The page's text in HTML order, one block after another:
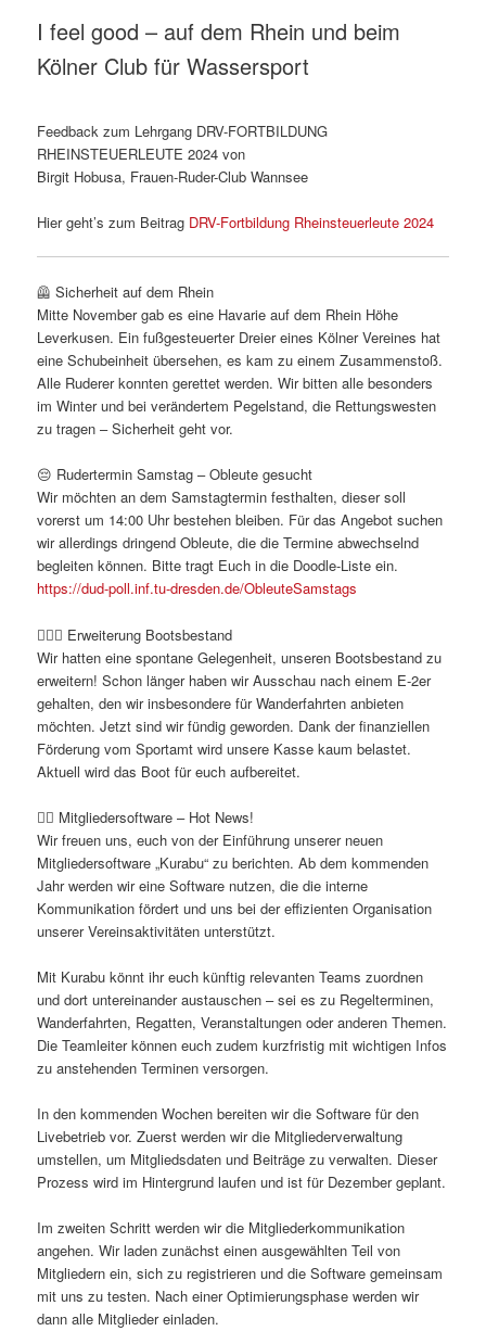
I feel good – auf dem Rhein und beim
Kölner Club für Wassersport
Feedback zum Lehrgang DRV-FORTBILDUNG
RHEINSTEUERLEUTE 2024 von
Birgit Hobusa, Frauen-Ruder-Club Wannsee
Hier geht’s zum Beitrag DRV-Fortbildung Rheinsteuerleute 2024
🦺 Sicherheit auf dem Rhein
Mitte November gab es eine Havarie auf dem Rhein Höhe
Leverkusen. Ein fußgesteuerter Dreier eines Kölner Vereines hat
eine Schubeinheit übersehen, es kam zu einem Zusammenstoß.
Alle Ruderer konnten gerettet werden. Wir bitten alle besonders
im Winter und bei verändertem Pegelstand, die Rettungswesten
zu tragen – Sicherheit geht vor.
😔 Rudertermin Samstag – Obleute gesucht
Wir möchten an dem Samstagtermin festhalten, dieser soll
vorerst um 14:00 Uhr bestehen bleiben. Für das Angebot suchen
wir allerdings dringend Obleute, die die Termine abwechselnd
begleiten können. Bitte tragt Euch in die Doodle-Liste ein.
https://dud-poll.inf.tu-dresden.de/ObleuteSamstags
🚣🏻‍♀️ Erweiterung Bootsbestand
Wir hatten eine spontane Gelegenheit, unseren Bootsbestand zu
erweitern! Schon länger haben wir Ausschau nach einem E-2er
gehalten, den wir insbesondere für Wanderfahrten anbieten
möchten. Jetzt sind wir fündig geworden. Dank der finanziellen
Förderung vom Sportamt wird unsere Kasse kaum belastet.
Aktuell wird das Boot für euch aufbereitet.
❤️‍🔥 Mitgliedersoftware – Hot News!
Wir freuen uns, euch von der Einführung unserer neuen
Mitgliedersoftware „Kurabu“ zu berichten. Ab dem kommenden
Jahr werden wir eine Software nutzen, die die interne
Kommunikation fördert und uns bei der effizienten Organisation
unserer Vereinsaktivitäten unterstützt.
Mit Kurabu könnt ihr euch künftig relevanten Teams zuordnen
und dort untereinander austauschen – sei es zu Regelterminen,
Wanderfahrten, Regatten, Veranstaltungen oder anderen Themen.
Die Teamleiter können euch zudem kurzfristig mit wichtigen Infos
zu anstehenden Terminen versorgen.
In den kommenden Wochen bereiten wir die Software für den
Livebetrieb vor. Zuerst werden wir die Mitgliederverwaltung
umstellen, um Mitgliedsdaten und Beiträge zu verwalten. Dieser
Prozess wird im Hintergrund laufen und ist für Dezember geplant.
Im zweiten Schritt werden wir die Mitgliederkommunikation
angehen. Wir laden zunächst einen ausgewählten Teil von
Mitgliedern ein, sich zu registrieren und die Software gemeinsam
mit uns zu testen. Nach einer Optimierungsphase werden wir
dann alle Mitglieder einladen.